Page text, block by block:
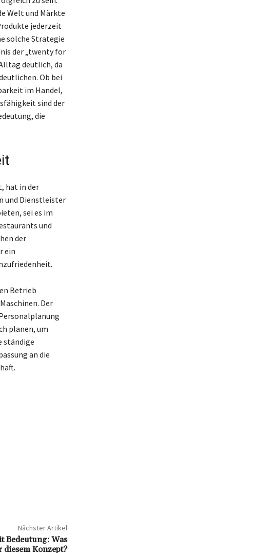
Welt und Märkte
jederzeit
solche Strategie
der „twenty for
deutlich, da
Ob bei
im Handel,
sind der
die
hat in der
und Dienstleister
sei es im
und
der
ein
Betrieb
Der
planen, um
ständige
an die
Nächster Artikel
Bedeutung: Was
diesem Konzept?